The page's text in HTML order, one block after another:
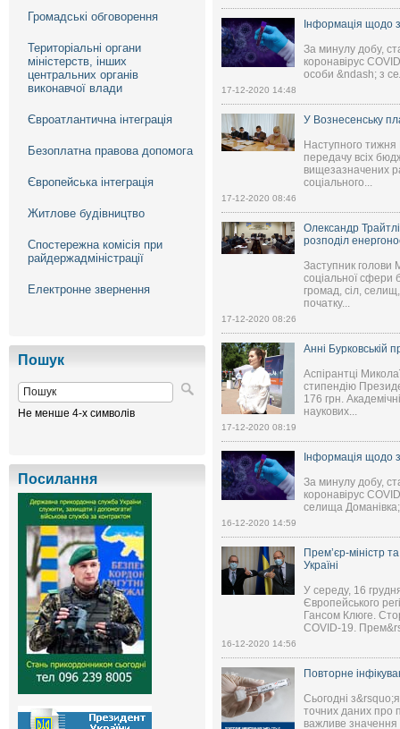
Громадські обговорення
Територіальні органи
міністерств, інших
центральних органів
виконавчої влади
Євроатлантична інтеграція
Безоплатна правова допомога
Європейська інтеграція
Житлове будівництво
Спостережна комісія при
райдержадміністрації
Електронне звернення
Пошук
Не менше 4-х символів
Посилання
Інформація щодо
За минулу добу,
коронавірус
особи &ndash; з
17-12-2020 14:48
У Вознесенську
Наступного
передачу всіх
вищезазначених
соціального...
17-12-2020 08:46
Олександр
розподіл
Заступник голови
соціальної сфери
громад, сіл,
початку...
17-12-2020 08:26
Анні Бурковській
Аспірантці
стипендію
176 грн.
наукових...
17-12-2020 08:19
Інформація щодо
За минулу добу,
коронавірус
селища
16-12-2020 14:59
Прем’єр-міністр
Україні
У середу, 16
Європейського
Гансом Клюге.
COVID-19.
16-12-2020 14:56
Повторне
Сьогодні
точних даних про
важливе значення